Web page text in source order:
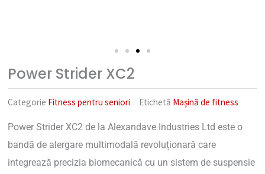
Power Strider XC2
Categorie Fitness pentru seniori Etichetă Mașină de fitness
Power Strider XC2 de la Alexandave Industries Ltd este o
bandă de alergare multimodală revoluționară care
integrează precizia biomecanică cu un sistem de suspensie